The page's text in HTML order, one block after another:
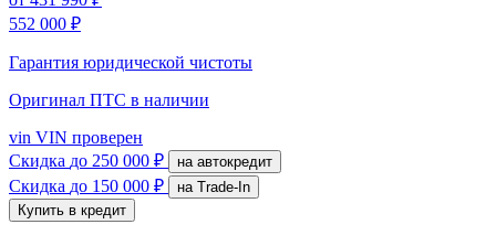
552 000 ₽
Гарантия юридической чистоты
Оригинал ПТС в наличии
vin VIN проверен
Скидка до 250 000 ₽ на автокредит
Скидка до 150 000 ₽
на Trade-In
Купить в кредит